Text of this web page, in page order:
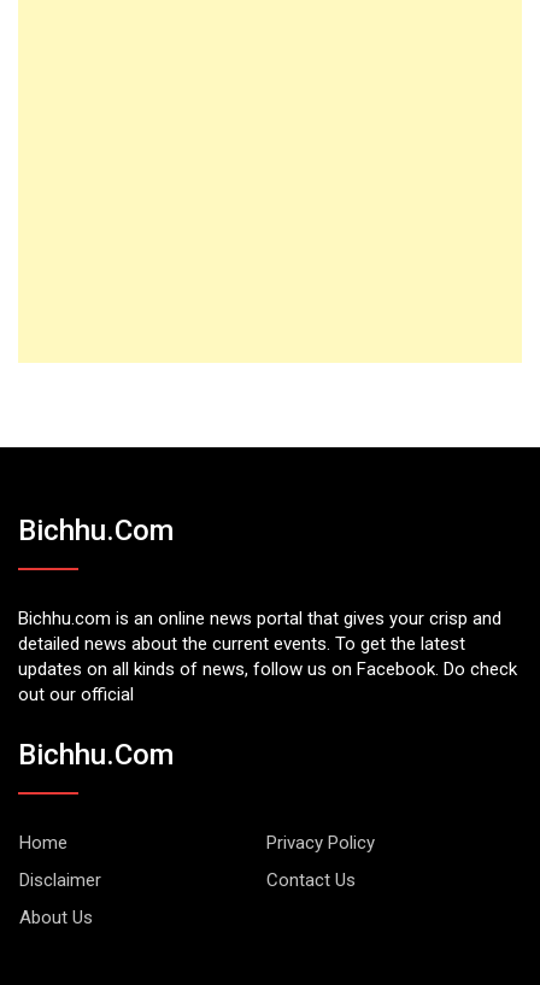
Bichhu.com
Bichhu.com is an online news portal that gives your crisp and
detailed news about the current events. To get the latest
updates on all kinds of news, follow us on Facebook. Do check
out our official
Bichhu.com
Home
Privacy Policy
Disclaimer
Contact Us
About Us